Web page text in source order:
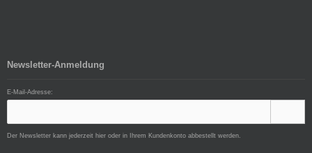
Newsletter-Anmeldung
E-Mail-Adresse:
Der Newsletter kann jederzeit hier oder in Ihrem Kundenkonto abbestellt werden.